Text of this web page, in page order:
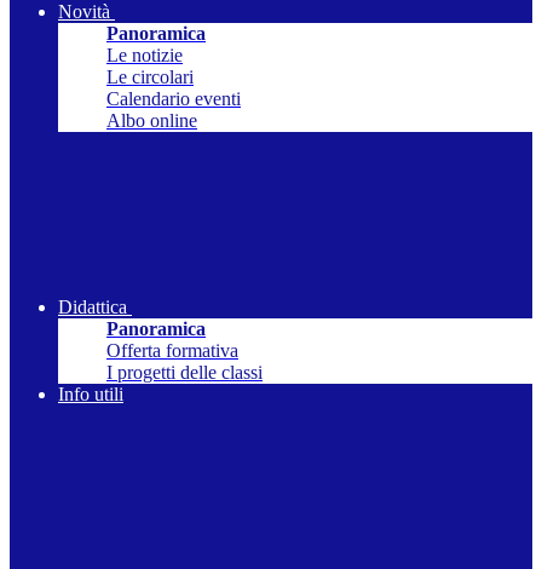
Novità
Panoramica
Le notizie
Le circolari
Calendario eventi
Albo online
Didattica
Panoramica
Offerta formativa
I progetti delle classi
Info utili